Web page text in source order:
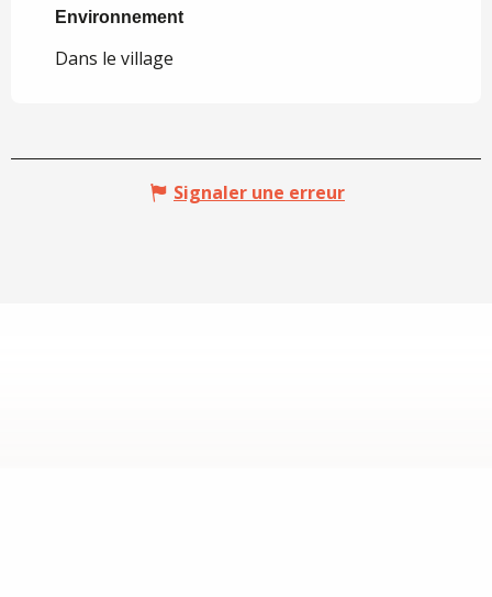
Environnement
Environnement
Dans le village
Signaler une erreur